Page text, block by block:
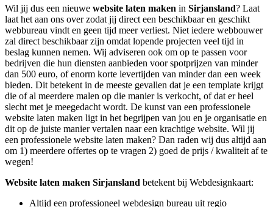
Wil jij dus een nieuwe website laten maken in Sirjansland? Laat
laat het aan ons over zodat jij direct een beschikbaar en geschikt
webbureau vindt en geen tijd meer verliest. Niet iedere webbouwer
zal direct beschikbaar zijn omdat lopende projecten veel tijd in
beslag kunnen nemen. Wij adviseren ook om op te passen voor
bedrijven die hun diensten aanbieden voor spotprijzen van minder
dan 500 euro, of enorm korte levertijden van minder dan een week
bieden. Dit betekent in de meeste gevallen dat je een template krijgt
die of al meerdere malen op die manier is verkocht, of dat er heel
slecht met je meegedacht wordt. De kunst van een professionele
website laten maken ligt in het begrijpen van jou en je organisatie en
dit op de juiste manier vertalen naar een krachtige website. Wil jij
een professionele website laten maken? Dan raden wij dus altijd aan
om 1) meerdere offertes op te vragen 2) goed de prijs / kwaliteit af te
wegen!
Website laten maken Sirjansland betekent bij Webdesignkaart:
Altijd een professioneel webdesign bureau uit regio